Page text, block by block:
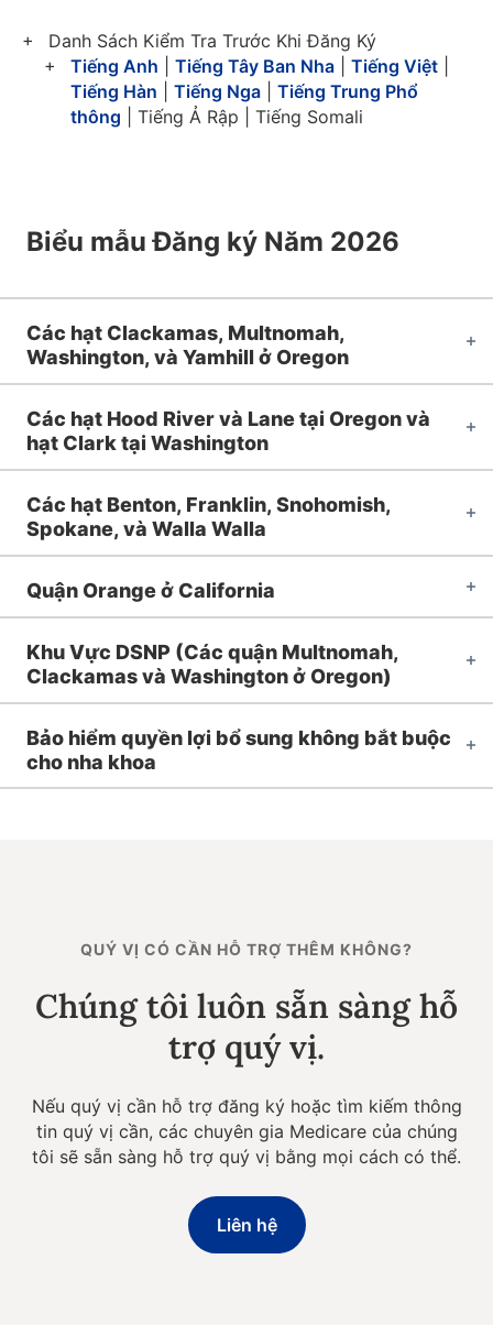
Danh Sách Kiểm Tra Trước Khi Đăng Ký
Tiếng Anh
Tiếng Tây Ban Nha Tiếng Việt
Tiếng Hàn
Tiếng Nga
Tiếng Trung Phổ
thông | Tiếng Ả Rập | Tiếng Somali
Biểu mẫu Đăng ký Năm 2026
Các hạt Clackamas, Multnomah,
Washington, và Yamhill ở Oregon
Các hạt Hood River và Lane tại Oregon và
hạt Clark tại Washington
Các hạt Benton, Franklin, Snohomish,
Spokane, và Walla Walla
Quận Orange ở California
Khu Vực DSNP (Các quận Multnomah,
Clackamas và Washington ở Oregon)
Bảo hiểm quyền lợi bổ sung không bắt buộc
cho nha khoa
QUÝ VỊ CÓ CẦN HỖ TRỢ THÊM KHÔNG?
Chúng tôi luôn sẵn sàng hỗ
trợ quý vị.
Nếu quý vị cần hỗ trợ đăng ký hoặc tìm kiếm thông
tin quý vị cần, các chuyên gia Medicare của chúng
tôi sẽ sẵn sàng hỗ trợ quý vị bằng mọi cách có thể.
Liên hệ